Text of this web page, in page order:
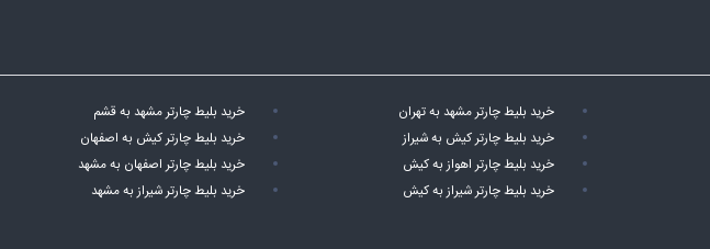
خرید بلیط چارتر مشهد به تهران خرید بلیط چارتر مشهد به قشم
خرید بلیط چارتر کیش به شیراز
خرید بلیط چارتر کیش به اصفهان
خرید بلیط چارتر اهواز به کیش
خرید بلیط چارتر اصفهان به مشهد
خرید بلیط چارتر شیراز به کیش
خرید بلیط چارتر شیراز به مشهد